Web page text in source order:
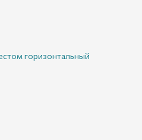
горизонтальный